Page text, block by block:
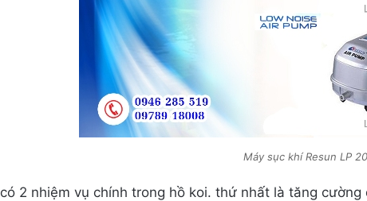
Máy sục khí Resun LP
có 2 nhiệm vụ chính trong hồ koi. thứ nhất là tăng